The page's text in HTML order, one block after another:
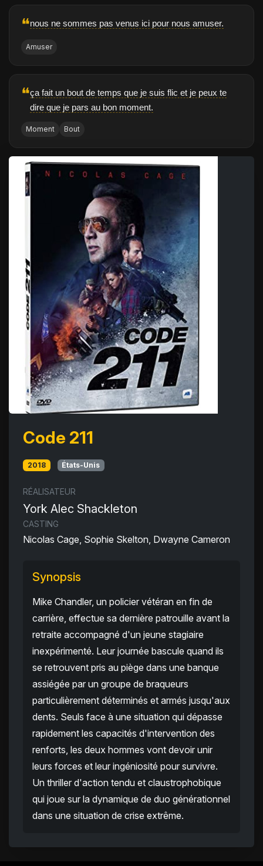
❝nous ne sommes pas venus ici pour nous amuser.
Amuser
❝ça fait un bout de temps que je suis flic et je peux te
dire que je pars au bon moment.
Moment Bout
Code 211
2018 États-Unis
RÉALISATEUR
York Alec Shackleton
CASTING
Nicolas Cage, Sophie Skelton, Dwayne Cameron
Synopsis
Mike Chandler, un policier vétéran en fin de
carrière, effectue sa dernière patrouille avant la
retraite accompagné d'un jeune stagiaire
inexpérimenté. Leur journée bascule quand ils
se retrouvent pris au piège dans une banque
assiégée par un groupe de braqueurs
particulièrement déterminés et armés jusqu'aux
dents. Seuls face à une situation qui dépasse
rapidement les capacités d'intervention des
renforts, les deux hommes vont devoir unir
leurs forces et leur ingéniosité pour survivre.
Un thriller d'action tendu et claustrophobique
qui joue sur la dynamique de duo générationnel
dans une situation de crise extrême.